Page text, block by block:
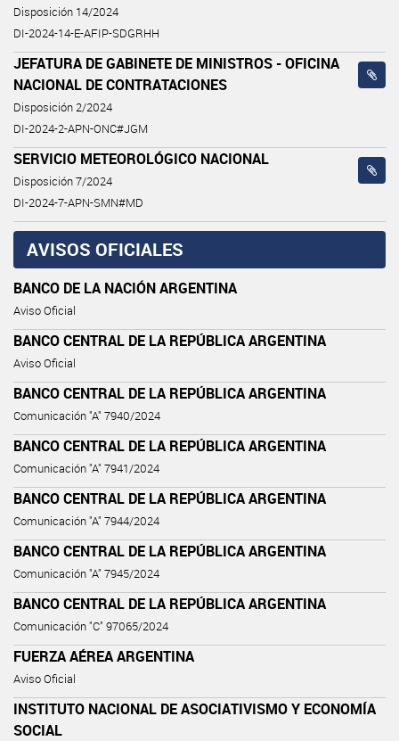
Disposición 14/2024
DI-2024-14-E-AFIP-SDGRHH
JEFATURA DE GABINETE DE MINISTROS - OFICINA
NACIONAL DE CONTRATACIONES
Disposición 2/2024
DI-2024-2-APN-ONC#JGM
SERVICIO METEOROLÓGICO NACIONAL
Disposición 7/2024
DI-2024-7-APN-SMN#MD
AVISOS OFICIALES
BANCO DE LA NACIÓN ARGENTINA
Aviso Oficial
BANCO CENTRAL DE LA REPÚBLICA ARGENTINA
Aviso Oficial
BANCO CENTRAL DE LA REPÚBLICA ARGENTINA
Comunicación "A" 7940/2024
BANCO CENTRAL DE LA REPÚBLICA ARGENTINA
Comunicación "A" 7941/2024
BANCO CENTRAL DE LA REPÚBLICA ARGENTINA
Comunicación "A" 7944/2024
BANCO CENTRAL DE LA REPÚBLICA ARGENTINA
Comunicación "A" 7945/2024
BANCO CENTRAL DE LA REPÚBLICA ARGENTINA
Comunicación "C" 97065/2024
FUERZA AÉREA ARGENTINA
Aviso Oficial
INSTITUTO NACIONAL DE ASOCIATIVISMO Y ECONOMÍA
SOCIAL